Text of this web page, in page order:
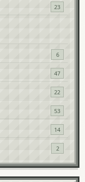
23
6
47
22
53
14
2